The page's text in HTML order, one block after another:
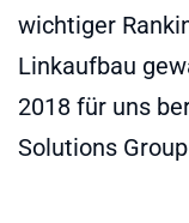
wichtiger
Linkaufbau
2018 für uns
Solutions